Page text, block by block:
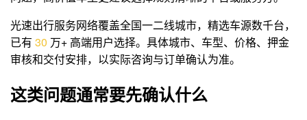
光速出行服务网络覆盖全国一二线城市，精选车源数千台，
已有 30 万+ 高端用户选择。具体城市、车型、价格、押金
审核和交付安排，以实际咨询与订单确认为准。
这类问题通常要先确认什么